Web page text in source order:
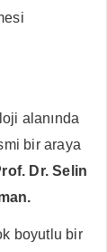
alanında
bir araya
Dr. Selin
boyutlu bir